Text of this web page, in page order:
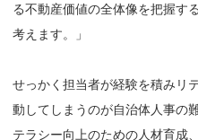
る不動産価値の全体像を把握す
考えます。」
せっかく担当者が経験を積みリ
動してしまうのが自治体人事の
テラシー向上のための人材育成